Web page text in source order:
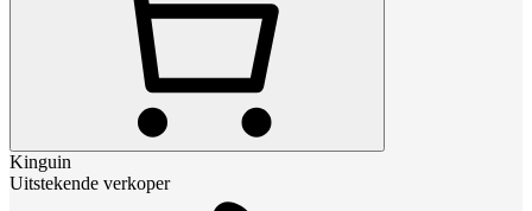
Kinguin
Uitstekende verkoper